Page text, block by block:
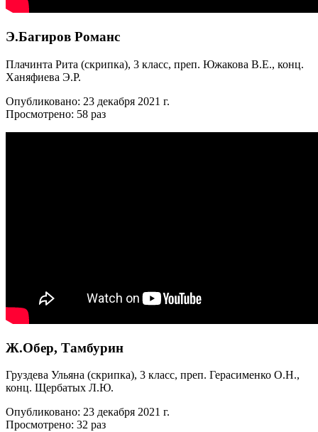
Э.Багиров Романс
Плачинта Рита (скрипка), 3 класс, преп. Южакова В.Е., конц.
Ханяфиева Э.Р.
Опубликовано: 23 декабря 2021 г.
Просмотрено: 58 раз
Ж.Обер, Тамбурин
Груздева Ульяна (скрипка), 3 класс, преп. Герасименко О.Н.,
конц. Щербатых Л.Ю.
Опубликовано: 23 декабря 2021 г.
Просмотрено: 32 раз